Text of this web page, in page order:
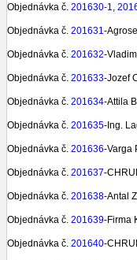
Objednávka č. 201630-1,
Objednávka č. 201631-
Objednávka č. 201632-
Objednávka č. 201633-Jozef
Objednávka č. 201634-Attila
Objednávka č. 201635-Ing.
Objednávka č. 201636-Varga
Objednávka č. 201637-
Objednávka č. 201638-Antal
Objednávka č. 201639-Firma
Objednávka č. 201640-